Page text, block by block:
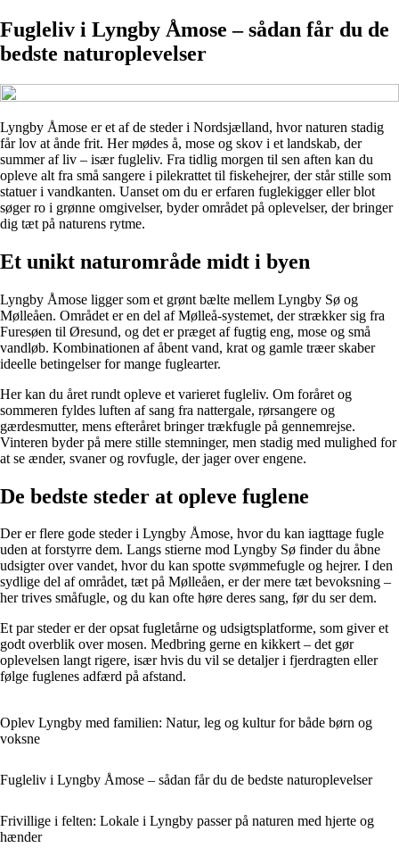
Fugleliv i Lyngby Åmose – sådan får du de
bedste naturoplevelser
Lyngby Åmose er et af de steder i Nordsjælland, hvor naturen stadig
får lov at ånde frit. Her mødes å, mose og skov i et landskab, der
summer af liv – især fugleliv. Fra tidlig morgen til sen aften kan du
opleve alt fra små sangere i pilekrattet til fiskehejrer, der står stille som
statuer i vandkanten. Uanset om du er erfaren fuglekigger eller blot
søger ro i grønne omgivelser, byder området på oplevelser, der bringer
dig tæt på naturens rytme.
Et unikt naturområde midt i byen
Lyngby Åmose ligger som et grønt bælte mellem Lyngby Sø og
Mølleåen. Området er en del af Mølleå-systemet, der strækker sig fra
Furesøen til Øresund, og det er præget af fugtig eng, mose og små
vandløb. Kombinationen af åbent vand, krat og gamle træer skaber
ideelle betingelser for mange fuglearter.
Her kan du året rundt opleve et varieret fugleliv. Om foråret og
sommeren fyldes luften af sang fra nattergale, rørsangere og
gærdesmutter, mens efteråret bringer trækfugle på gennemrejse.
Vinteren byder på mere stille stemninger, men stadig med mulighed for
at se ænder, svaner og rovfugle, der jager over engene.
De bedste steder at opleve fuglene
Der er flere gode steder i Lyngby Åmose, hvor du kan iagttage fugle
uden at forstyrre dem. Langs stierne mod Lyngby Sø finder du åbne
udsigter over vandet, hvor du kan spotte svømmefugle og hejrer. I den
sydlige del af området, tæt på Mølleåen, er der mere tæt bevoksning –
her trives småfugle, og du kan ofte høre deres sang, før du ser dem.
Et par steder er der opsat fugletårne og udsigtsplatforme, som giver et
godt overblik over mosen. Medbring gerne en kikkert – det gør
oplevelsen langt rigere, især hvis du vil se detaljer i fjerdragten eller
følge fuglenes adfærd på afstand.
Oplev Lyngby med familien: Natur, leg og kultur for både børn og
voksne
Fugleliv i Lyngby Åmose – sådan får du de bedste naturoplevelser
Frivillige i felten: Lokale i Lyngby passer på naturen med hjerte og
hænder